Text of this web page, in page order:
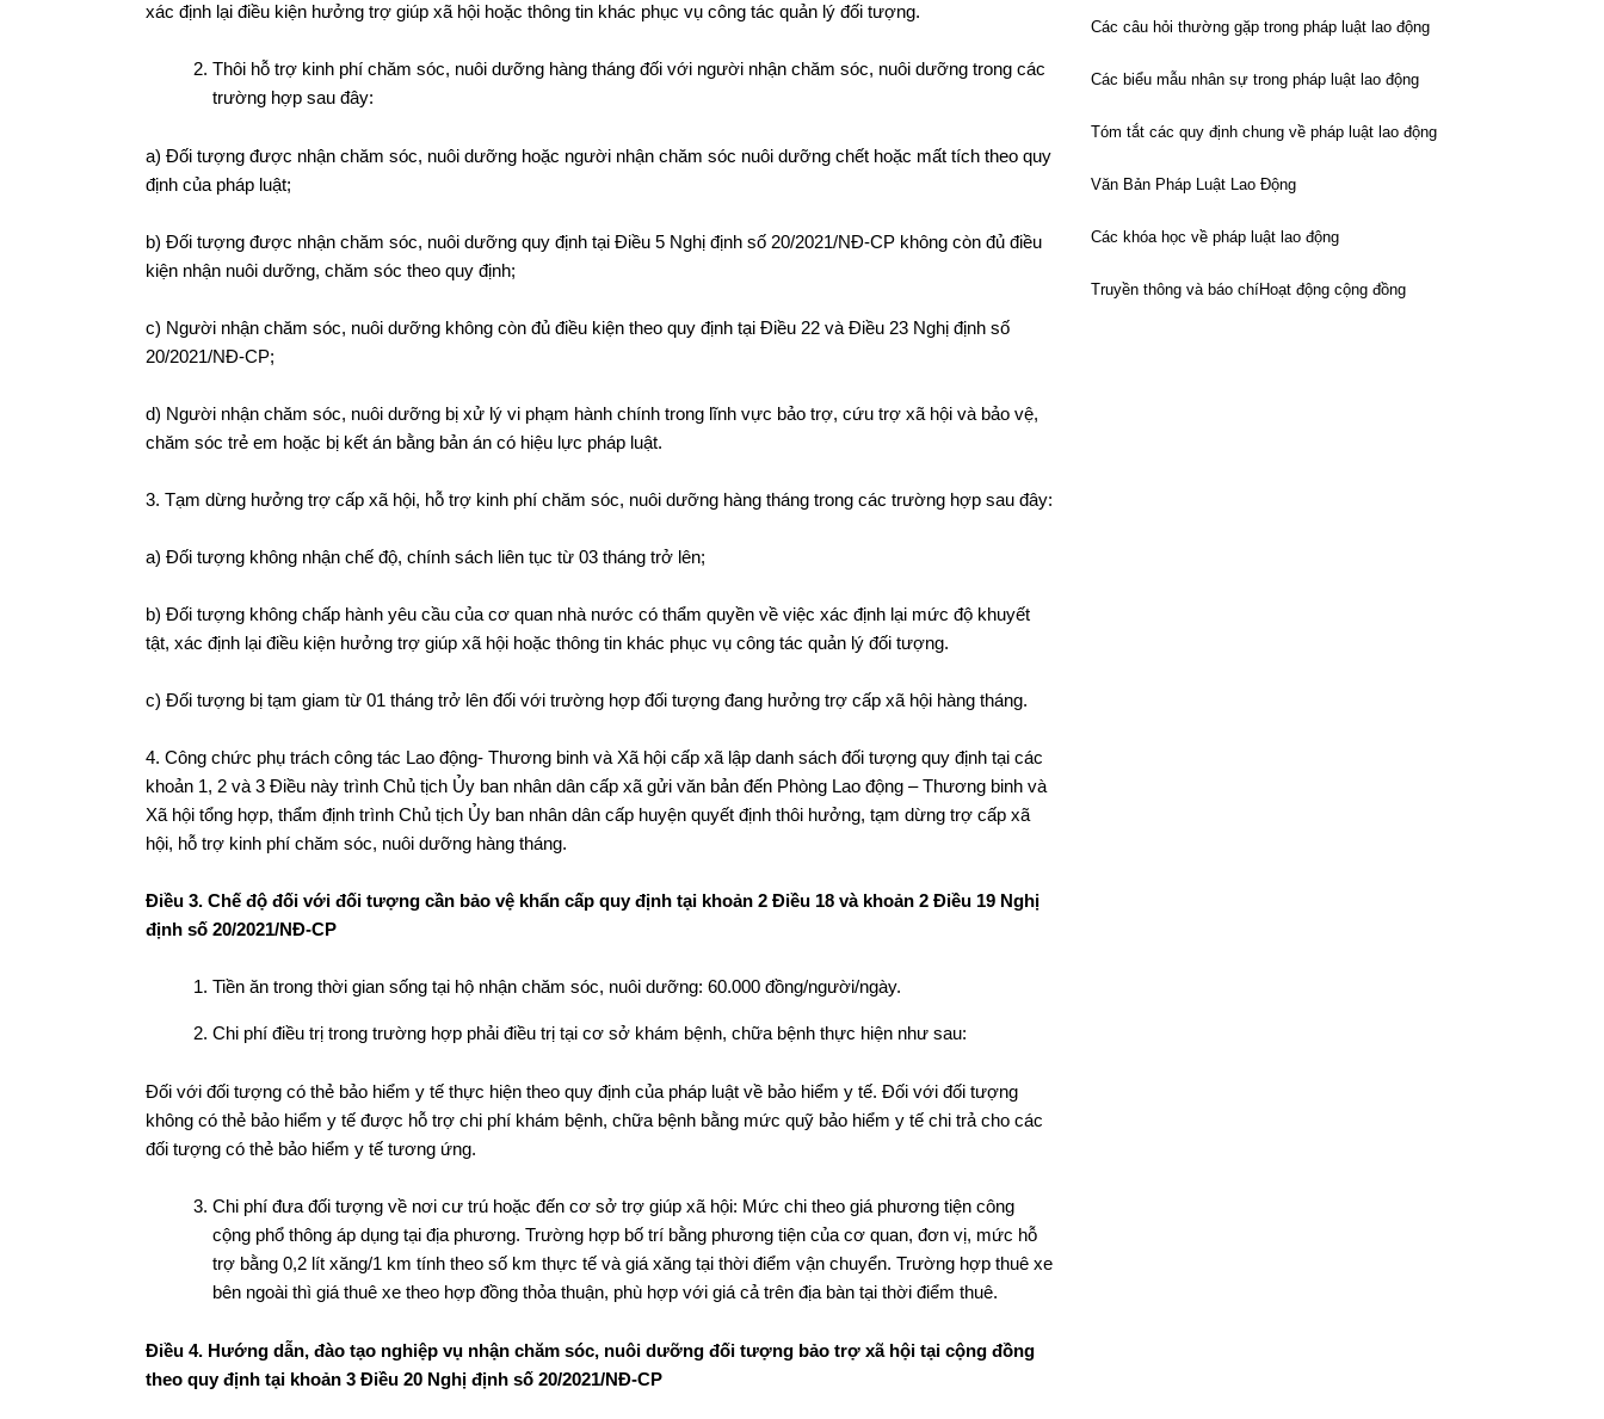
xác định lại điều kiện hưởng trợ giúp xã hội hoặc thông tin khác phục vụ công tác quản lý đối tượng.
Thôi hỗ trợ kinh phí chăm sóc, nuôi dưỡng hàng tháng đối với người nhận chăm sóc, nuôi dưỡng trong các
trường hợp sau đây:
a) Đối tượng được nhận chăm sóc, nuôi dưỡng hoặc người nhận chăm sóc nuôi dưỡng chết hoặc mất tích theo quy
định của pháp luật;
b) Đối tượng được nhận chăm sóc, nuôi dưỡng quy định tại Điều 5 Nghị định số 20/2021/NĐ-CP không còn đủ điều
kiện nhận nuôi dưỡng, chăm sóc theo quy định;
c) Người nhận chăm sóc, nuôi dưỡng không còn đủ điều kiện theo quy định tại Điều 22 và Điều 23 Nghị định số
20/2021/NĐ-CP;
d) Người nhận chăm sóc, nuôi dưỡng bị xử lý vi phạm hành chính trong lĩnh vực bảo trợ, cứu trợ xã hội và bảo vệ,
chăm sóc trẻ em hoặc bị kết án bằng bản án có hiệu lực pháp luật.
3. Tạm dừng hưởng trợ cấp xã hội, hỗ trợ kinh phí chăm sóc, nuôi dưỡng hàng tháng trong các trường hợp sau đây:
a) Đối tượng không nhận chế độ, chính sách liên tục từ 03 tháng trở lên;
b) Đối tượng không chấp hành yêu cầu của cơ quan nhà nước có thẩm quyền về việc xác định lại mức độ khuyết
tật, xác định lại điều kiện hưởng trợ giúp xã hội hoặc thông tin khác phục vụ công tác quản lý đối tượng.
c) Đối tượng bị tạm giam từ 01 tháng trở lên đối với trường hợp đối tượng đang hưởng trợ cấp xã hội hàng tháng.
4. Công chức phụ trách công tác Lao động- Thương binh và Xã hội cấp xã lập danh sách đối tượng quy định tại các
khoản 1, 2 và 3 Điều này trình Chủ tịch Ủy ban nhân dân cấp xã gửi văn bản đến Phòng Lao động – Thương binh và
Xã hội tổng hợp, thẩm định trình Chủ tịch Ủy ban nhân dân cấp huyện quyết định thôi hưởng, tạm dừng trợ cấp xã
hội, hỗ trợ kinh phí chăm sóc, nuôi dưỡng hàng tháng.
Điều 3. Chế độ đối với đối tượng cần bảo vệ khẩn cấp quy định tại khoản 2 Điều 18 và khoản 2 Điều 19 Nghị
định số 20/2021/NĐ-CP
Tiền ăn trong thời gian sống tại hộ nhận chăm sóc, nuôi dưỡng: 60.000 đồng/người/ngày.
Chi phí điều trị trong trường hợp phải điều trị tại cơ sở khám bệnh, chữa bệnh thực hiện như sau:
Đối với đối tượng có thẻ bảo hiểm y tế thực hiện theo quy định của pháp luật về bảo hiểm y tế. Đối với đối tượng
không có thẻ bảo hiểm y tế được hỗ trợ chi phí khám bệnh, chữa bệnh bằng mức quỹ bảo hiểm y tế chi trả cho các
đối tượng có thẻ bảo hiểm y tế tương ứng.
Chi phí đưa đối tượng về nơi cư trú hoặc đến cơ sở trợ giúp xã hội: Mức chi theo giá phương tiện công
cộng phổ thông áp dụng tại địa phương. Trường hợp bố trí bằng phương tiện của cơ quan, đơn vị, mức hỗ
trợ bằng 0,2 lít xăng/1 km tính theo số km thực tế và giá xăng tại thời điểm vận chuyển. Trường hợp thuê xe
bên ngoài thì giá thuê xe theo hợp đồng thỏa thuận, phù hợp với giá cả trên địa bàn tại thời điểm thuê.
Điều 4. Hướng dẫn, đào tạo nghiệp vụ nhận chăm sóc, nuôi dưỡng đối tượng bảo trợ xã hội tại cộng đồng
theo quy định tại khoản 3 Điều 20 Nghị định số 20/2021/NĐ-CP
Các câu hỏi thường gặp trong pháp luật lao động
Các biểu mẫu nhân sự trong pháp luật lao động
Tóm tắt các quy định chung về pháp luật lao động
Văn Bản Pháp Luật Lao Động
Các khóa học về pháp luật lao động
Truyền thông và báo chíHoạt động cộng đồng